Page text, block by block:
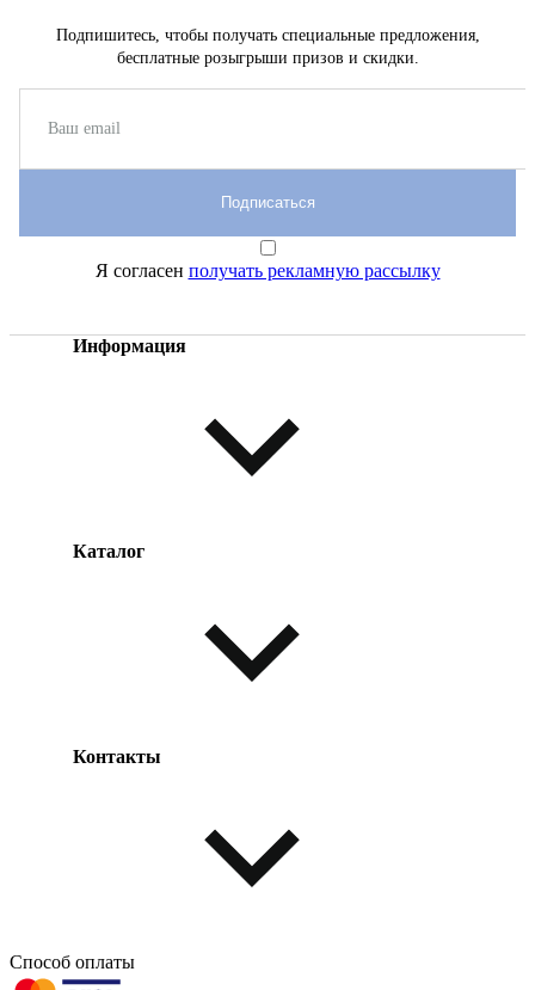
Информация
Таблица размеров
Каталог
Контакты
603004, г. Нижний Новгород, проспект Ленина, д. 95
Подпишитесь, чтобы получать специальные предложения,
бесплатные розыгрыши призов и скидки.
Подписаться
Я согласен получать рекламную рассылку
Способ оплаты